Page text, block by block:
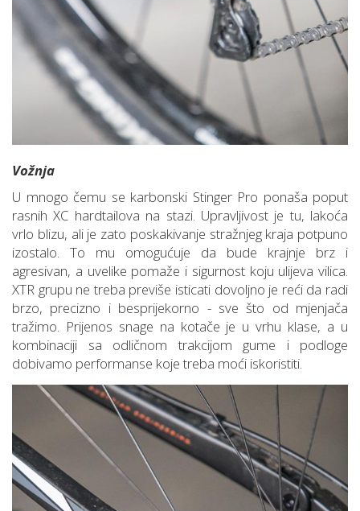
Vožnja
U mnogo čemu se karbonski Stinger Pro ponaša poput
rasnih XC hardtailova na stazi. Upravljivost je tu, lakoća
vrlo blizu, ali je zato poskakivanje stražnjeg kraja potpuno
izostalo. To mu omogućuje da bude krajnje brz i
agresivan, a uvelike pomaže i sigurnost koju ulijeva vilica.
XTR grupu ne treba previše isticati dovoljno je reći da radi
brzo, precizno i besprijekorno - sve što od mjenjača
tražimo. Prijenos snage na kotače je u vrhu klase, a u
kombinaciji sa odličnom trakcijom gume i podloge
dobivamo performanse koje treba moći iskoristiti.